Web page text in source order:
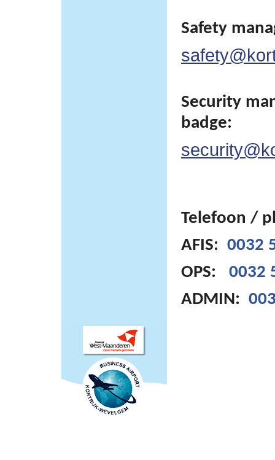
Safety
Security
badge:
Telefoon /
AFIS: 0032
OPS: 0032
ADMIN: